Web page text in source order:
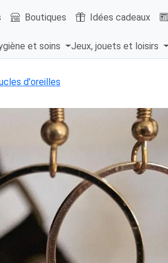
Boutiques Idées cadeaux
et soins Jeux, jouets et loisirs
d'oreilles